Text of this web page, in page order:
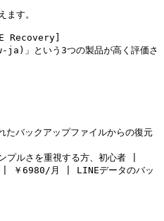
す。
Recovery]
いう3つの製品が高く評価さ
ックアップファイルからの復元
さを重視する方、初心者 |
| ￥6980/月 | LINEデータのバッ